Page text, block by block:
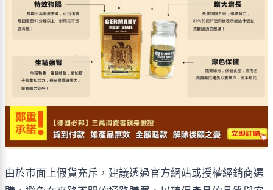
由於市面上假貨充斥，建議透過官方網站或授權經銷商選